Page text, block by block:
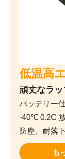
低温高
頑丈なラ
バッテリー
-40℃ 0.2C
防塵、耐落
も